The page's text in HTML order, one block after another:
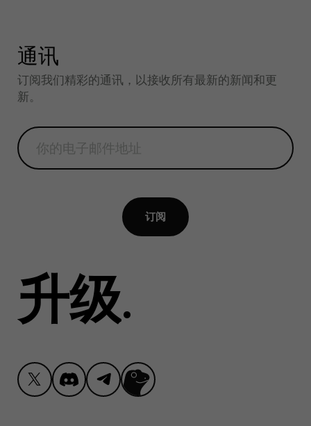
通讯
订阅我们精彩的通讯，以接收所有最新的新闻和更
新。
订阅
升级
按住 Ctrl
.